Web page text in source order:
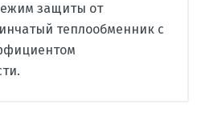
защиты от
теплообменник с